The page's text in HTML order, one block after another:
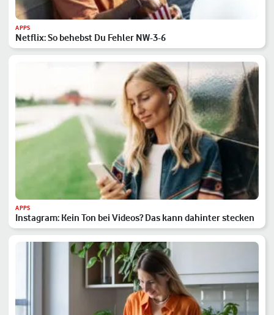
APPS
Netflix: So behebst Du Fehler NW-3-6
APPS
Instagram: Kein Ton bei Videos? Das kann dahinter stecken